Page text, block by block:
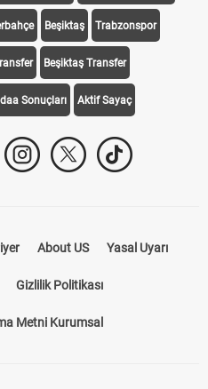
Beşiktaş Trabzonspor
Beşiktaş Transfer
Sonuçları Aktif Sayaç
About US Yasal Uyarı
Gizlilik Politikası
Metni Kurumsal